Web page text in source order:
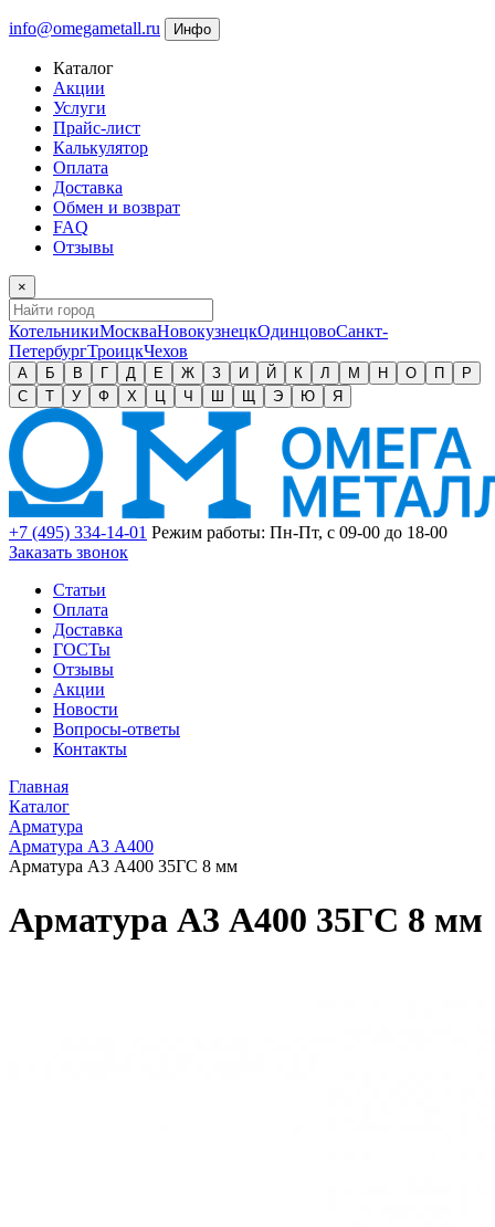
info@omegametall.ru Инфо
Каталог
Акции
Услуги
Прайс-лист
Калькулятор
Оплата
Доставка
Обмен и возврат
FAQ
Отзывы
×
КотельникиМоскваНовокузнецкОдинцовоСанкт-
ПетербургТроицкЧехов
А Б В Г Д Е Ж З И Й К Л М Н О П
Р
С
Т У Ф Х Ц Ч Ш Щ Э Ю Я
+7 (495) 334-14-01 Режим работы: Пн-Пт, с 09-00 до 18-00
Заказать звонок
Статьи
Оплата
Доставка
ГОСТы
Отзывы
Акции
Новости
Вопросы-ответы
Контакты
Главная
Каталог
Арматура
Арматура А3 А400
Арматура А3 А400 35ГС 8 мм
Арматура А3 А400 35ГС 8 мм